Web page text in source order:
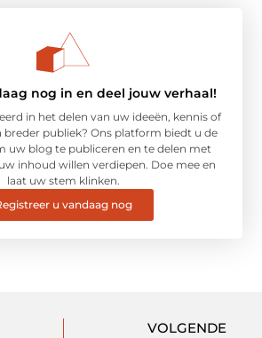
nog in en deel jouw verhaal!
in het delen van uw ideeën, kennis of
breder publiek? Ons platform biedt u de
uw blog te publiceren en te delen met
inhoud willen verdiepen. Doe mee en
laat uw stem klinken.
u vandaag nog
VOLGENDE